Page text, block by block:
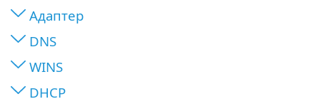
Адаптер
DNS
WINS
DHCP